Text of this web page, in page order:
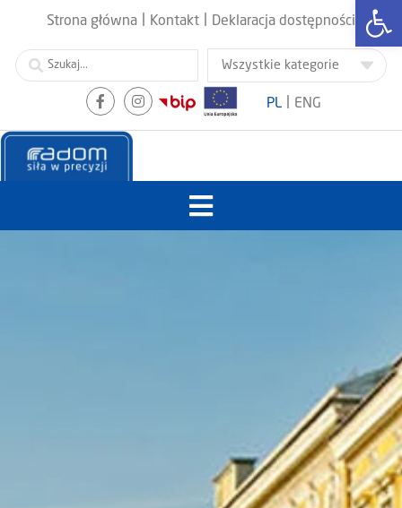
Strona główna Kontakt Deklaracja dostępności
PL ENG